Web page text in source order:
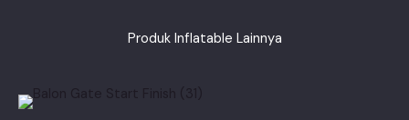
Produk Inflatable Lainnya